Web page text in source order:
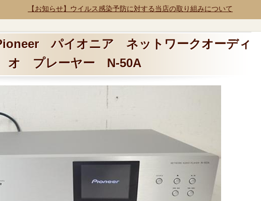
【お知らせ】ウイルス感染予防に対する当店の取り組みについて
パイオニア ネットワークオーディ
オ プレーヤー N-50A